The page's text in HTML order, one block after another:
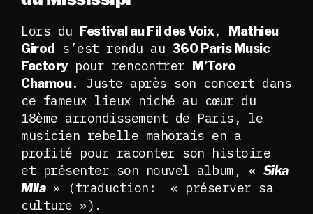
Lors du Festival au Fil des Voix,
Mathieu
Girod
s’est rendu au 360 Paris Music
Factorypour rencontrer
M’Toro
Chamou. Juste après son concert dans
ce fameux lieux niché au cœur du
18ème arrondissement de Paris, le
musicien rebelle mahorais en a
profité pour raconter son histoire
et présenter son nouvel album, « Sika
Mila» (traduction: « préserver sa
culture »).